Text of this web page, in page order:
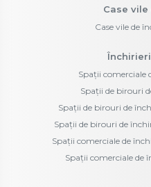
Case
Case vile de
Spații comerciale
Spații de birouri
Spații de birouri de
Spații de birouri de
Spații comerciale de
Spații comerciale de